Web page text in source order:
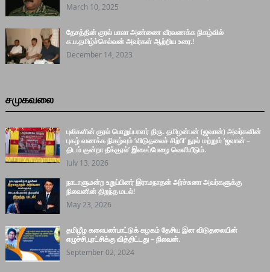
March 10, 2025
தேசத்தின் குரல் பாலா அண்ணை வீரவணக்க நிகழ்வில்
சு.ப.தமிழ்ச்செல்வன் அவர்கள் ஆற்றிய உரை.!
December 14, 2023
சமுகவலை
புலிகளின் குரல் பொறுப்பாளர் திரு. தமிழன்பன் (ஜவான்) அவர்களின்
புகழ் வணக்க நிகழ்வும் ‘விடுதலைச் சிற்பி’ நூல் மற்றும் ‘ஜவான் –
திடம் குன்றா தீக்குரல்’ இசைப்பேழை வெளியீடும்.
July 13, 2026
நாடாளுமன்ற உறுப்பினர் இராமநாதன் அர்ச்சுனா அவர்களுக்கு
நிலவனின் திறந்த மடல்!
May 23, 2026
தமிழீழ கலைபண்பாட்டுக் கழகம் தேசிய இன விடுதலையின்
எழுச்சி,புரட்சிக்கு வித்திட்டது – நிலவன்.
September 02, 2024